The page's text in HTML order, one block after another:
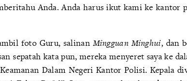
Anda. Anda harus ikut kami ke kantor
foto Guru, salinanMingguan Minghui, dan
sepatah kata pun, mereka menyeret saya ke
Dalam Negeri Kantor Polisi. Kepala